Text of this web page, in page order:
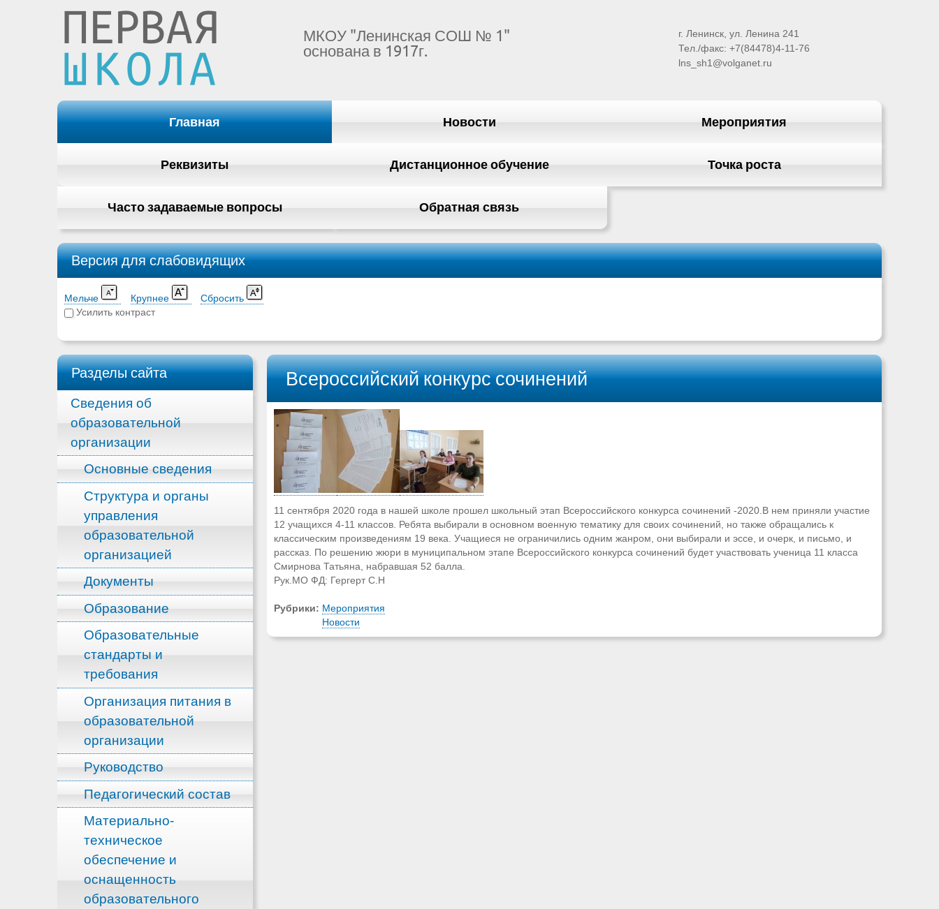
МКОУ "Ленинская СОШ № 1"
основана в 1917г.
г. Ленинск, ул. Ленина 241
Тел./факс: +7(84478)4-11-76
lns_sh1@volganet.ru
Главная Новости Мероприятия
Реквизиты Дистанционное обучение Точка роста
Часто задаваемые вопросы Обратная связь
Версия для слабовидящих
Мельче Крупнее
Сбросить
Усилить контраст
Разделы сайта
Сведения об
образовательной
организации
Основные сведения
Структура и органы
управления
образовательной
организацией
Документы
Образование
Образовательные
стандарты и
требования
Организация питания в
образовательной
организации
Руководство
Педагогический состав
Материально-
техническое
обеспечение и
оснащенность
образовательного
Всероссийский конкурс сочинений
11 сентября 2020 года в нашей школе прошел школьный этап Всероссийского конкурса сочинений -2020.В нем приняли участие
12 учащихся 4-11 классов. Ребята выбирали в основном военную тематику для своих сочинений, но также обращались к
классическим произведениям 19 века. Учащиеся не ограничились одним жанром, они выбирали и эссе, и очерк, и письмо, и
рассказ. По решению жюри в муниципальном этапе Всероссийского конкурса сочинений будет участвовать ученица 11 класса
Смирнова Татьяна, набравшая 52 балла.
Рук.МО ФД: Гергерт С.Н
Рубрики: Мероприятия
Новости